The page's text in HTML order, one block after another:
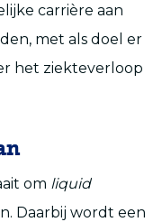
carrière aan
met als doel er
het ziekteverloop
om liquid
Daarbij wordt een